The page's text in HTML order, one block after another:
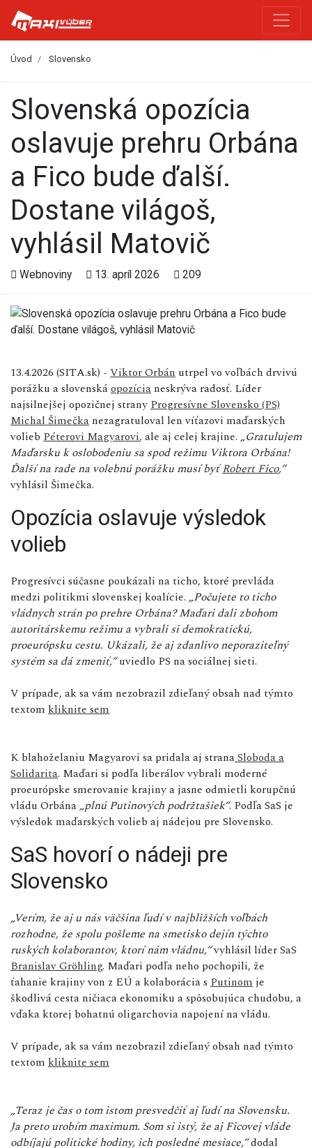
Úvod Slovensko
Slovenská opozícia
oslavuje prehru Orbána
a Fico bude ďalší.
Dostane világoš,
vyhlásil Matovič
Webnoviny 13. apríl 2026 209
13.4.2026 (SITA.sk) - Viktor Orbán utrpel vo voľbách drvivú
porážku a slovenskáopozícia neskrýva radosť. Líder
najsilnejšej opozičnej strany Progresívne Slovensko (PS)
Michal Šimečka nezagratuloval len víťazovi maďarských
volieb Péterovi Magyarovi, ale aj celej krajine. „Gratulujem
Maďarsku k oslobodeniu sa spod režimu Viktora Orbána!
Ďalší na rade na volebnú porážku musí byťRobert Fico,“
vyhlásil Šimečka.
Opozícia oslavuje výsledok
volieb
Progresívci súčasne poukázali na ticho, ktoré prevláda
medzi politikmi slovenskej koalície. „Počujete to ticho
vládnych strán po prehre Orbána? Maďari dali zbohom
autoritárskemu režimu a vybrali si demokratickú,
proeurópsku cestu. Ukázali, že aj zdanlivo neporaziteľný
systém sa dá zmeniť,“uviedlo PS na sociálnej sieti.
V prípade, ak sa vám nezobrazil zdieľaný obsah nad týmto
textom kliknite sem
K blahoželaniu Magyarovi sa pridala aj stranaSloboda a
Solidarita. Maďari si podľa liberálov vybrali moderné
proeurópske smerovanie krajiny a jasne odmietli korupčnú
vládu Orbána „plnú Putinových podržtašiek“. Podľa SaS je
výsledok maďarských volieb aj nádejou pre Slovensko.
SaS hovorí o nádeji pre
Slovensko
„Verím, že aj u nás väčšina ľudí v najbližších voľbách
rozhodne, že spolu pošleme na smetisko dejín týchto
ruských kolaborantov, ktorí nám vládnu,“vyhlásil líder SaS
Branislav Gröhling. Maďari podľa neho pochopili, že
ťahanie krajiny von z EÚ a kolaborácia s Putinom je
škodlivá cesta ničiaca ekonomiku a spôsobujúca chudobu, a
vďaka ktorej bohatnú oligarchovia napojení na vládu.
V prípade, ak sa vám nezobrazil zdieľaný obsah nad týmto
textom kliknite sem
„Teraz je čas o tom istom presvedčiť aj ľudí na Slovensku.
Ja preto urobím maximum. Som si istý, že aj Ficovej vláde
odbíjajú politické hodiny, ich posledné mesiace,“dodal